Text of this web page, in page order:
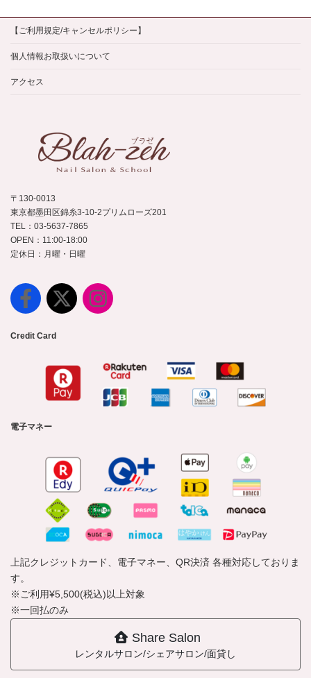
イ
ブ
【ご利用規定/キャンセルポリシー】
個人情報お取扱いについて
アクセス
〒130-0013
東京都墨田区錦糸3-10-2プリムローズ201
TEL：03-5637-7865
OPEN：11:00-18:00
定休日：月曜・日曜
Credit Card
電子マネー
上記クレジットカード、電子マネー、QR決済 各種対応しておりま
す。
※ご利用¥5,500(税込)以上対象
※一回払のみ
Share Salon
レンタルサロン/シェアサロン/面貸し